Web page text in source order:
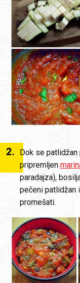
2.
Dok se
pripremljen
paradajza),
pečeni patlidžan
promešati.